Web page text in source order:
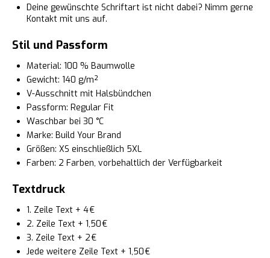
Deine gewünschte Schriftart ist nicht dabei? Nimm gerne
Kontakt mit uns auf.
Stil und Passform
Material: 100 % Baumwolle
Gewicht: 140 g/m²
V-Ausschnitt mit Halsbündchen
Passform: Regular Fit
Waschbar bei 30 °C
Marke: Build Your Brand
Größen: XS einschließlich 5XL
Farben: 2 Farben, vorbehaltlich der Verfügbarkeit
Textdruck
1. Zeile Text + 4 €
2. Zeile Text + 1,50 €
3. Zeile Text + 2 €
Jede weitere Zeile Text + 1,50 €